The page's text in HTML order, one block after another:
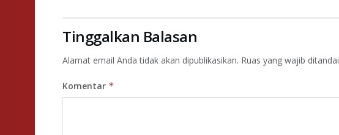
Tinggalkan Balasan
Alamat email Anda tidak akan dipublikasikan. Ruas yang wajib ditandai
Komentar *